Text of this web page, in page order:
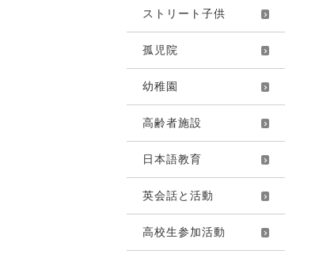
ストリート子供
孤児院
幼稚園
高齢者施設
日本語教育
英会話と活動
高校生参加活動